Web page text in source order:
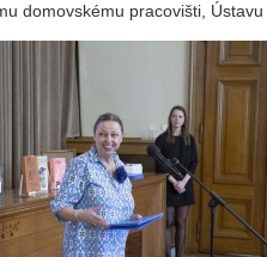
domovskému pracovišti,